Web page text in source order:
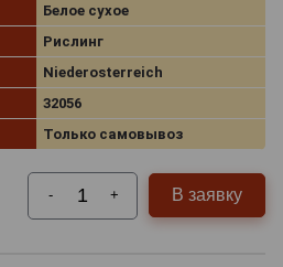
Белое сухое
Рислинг
Niederosterreich
32056
Только самовывоз
- + В заявку